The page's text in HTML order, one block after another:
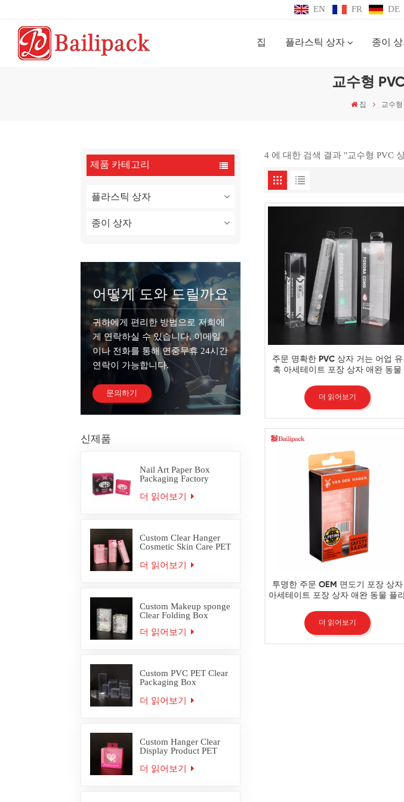
EN FR DE
집 플라스틱 상자 종이
교수형
집 교수
제품 카테고리
플라스틱 상자
종이 상자
어떻게 도와 드릴까요
귀하에게 편리한 방법으로 저희에
게 연락하실 수 있습니다. 이메일
이나 전화를 통해 연중무휴 24시간
연락이 가능합니다.
문의하기
신제품
Nail Art Paper Box
Packaging Factory
더 읽어보기
Custom Clear Hanger
Cosmetic Skin Care PET
더 읽어보기
Custom Makeup sponge
Clear Folding Box
더 읽어보기
Custom PVC PET Clear
Packaging Box
더 읽어보기
Custom Hanger Clear
Display Product PET
더 읽어보기
4 에 대한 검색 결과 "교수형 PVC
주문 명확한 PVC 상자 거는 어업 유
혹 아세테이트 포장 상자 애완 동물
더 읽어보기
투명한 주문 OEM 면도기 포장 상자
아세테이트 포장 상자 애완 동물 플
더 읽어보기